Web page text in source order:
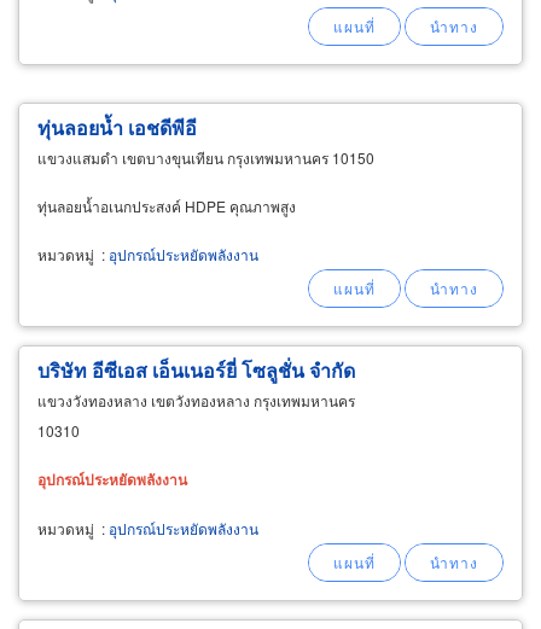
ทุ่นลอยน้ำ เอชดีพีอี
แขวงแสมดำ เขตบางขุนเทียน กรุงเทพมหานคร 10150
ทุ่นลอยน้ำอเนกประสงค์ HDPE คุณภาพสูง
หมวดหมู่ : อุปกรณ์ประหยัดพลังงาน
บริษัท อีซีเอส เอ็นเนอร์ยี่ โซลูชั่น จำกัด
แขวงวังทองหลาง เขตวังทองหลาง กรุงเทพมหานคร
10310
อุปกรณ์ประหยัดพลังงาน
หมวดหมู่ : อุปกรณ์ประหยัดพลังงาน